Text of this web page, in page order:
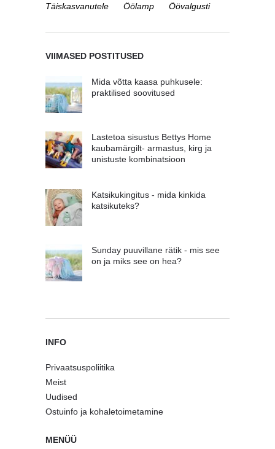
Täiskasvanutele
Öölamp Öövalgusti
VIIMASED POSTITUSED
Mida võtta kaasa puhkusele:
praktilised soovitused
Lastetoa sisustus Bettys Home
kaubamärgilt- armastus, kirg ja
unistuste kombinatsioon
Katsikukingitus - mida kinkida
katsikuteks?
Sunday puuvillane rätik - mis see
on ja miks see on hea?
INFO
Privaatsuspoliitika
Meist
Uudised
Ostuinfo ja kohaletoimetamine
MENÜÜ